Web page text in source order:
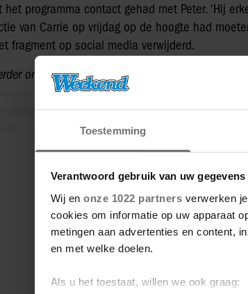
Toestemming
Verantwoord gebruik van uw gegevens
Wij en onze 1022 partners verwerken
cookies om informatie op uw apparaat
metingen aan advertenties en content,
en met welke doelen.
Als u het toestaat, willen we ook graag:
het programma contact gehad met Peter. ‘Hij
van Carrie op vrijdag op de hoogte had
fragment op social media verwijderd.
onder het Instagram bericht.